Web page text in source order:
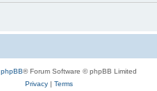
phpBB® Forum Software © phpBB Limited
Privacy| Terms